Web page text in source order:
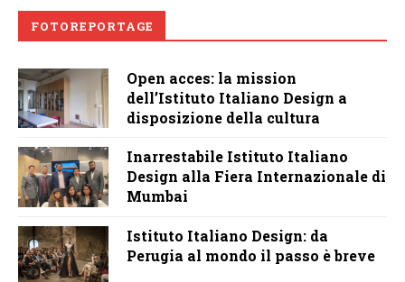
FOTOREPORTAGE
Open acces: la mission
dell’Istituto Italiano Design a
disposizione della cultura
Inarrestabile Istituto Italiano
Design alla Fiera Internazionale di
Mumbai
Istituto Italiano Design: da
Perugia al mondo il passo è breve